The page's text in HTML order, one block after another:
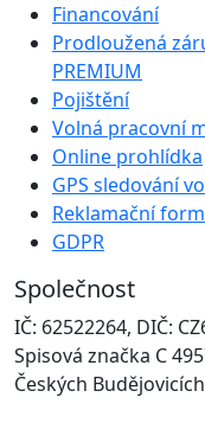
Financování
Prodloužená
PREMIUM
Pojištění
Volná pracovní
Online prohlídka
GPS sledování
Reklamační
GDPR
Společnost
IČ: 62522264, DIČ:
Spisová značka C
Českých Budějovicích